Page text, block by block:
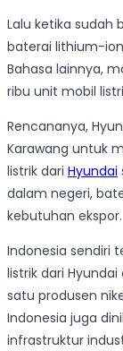
Lalu ketika sudah
baterai lithium-
Bahasa lainnya,
ribu unit mobil
Rencananya,
Karawang untuk
listrik dari Hyundai
dalam negeri,
kebutuhan ekspor.
Indonesia sendiri
listrik dari
satu produsen
Indonesia juga
infrastruktur